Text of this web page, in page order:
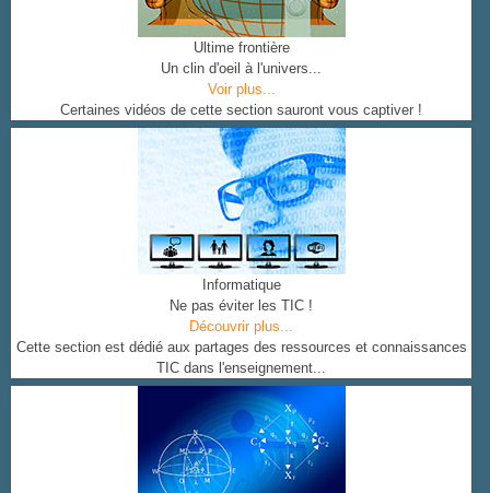
Ultime frontière
Un clin d'oeil à l'univers...
Voir plus...
Certaines vidéos de cette section sauront vous captiver !
Informatique
Ne pas éviter les TIC !
Découvrir plus...
Cette section est dédié aux partages des ressources et connaissances
TIC dans l'enseignement...